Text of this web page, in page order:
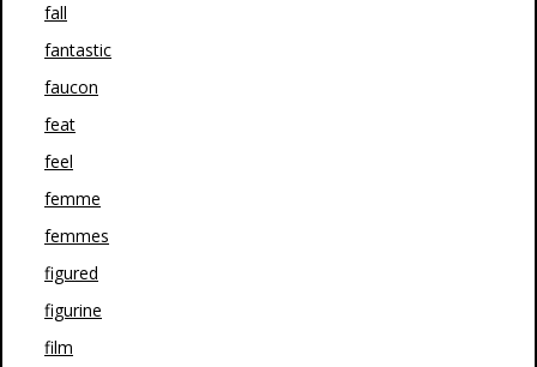
fall
fantastic
faucon
feat
feel
femme
femmes
figured
figurine
film